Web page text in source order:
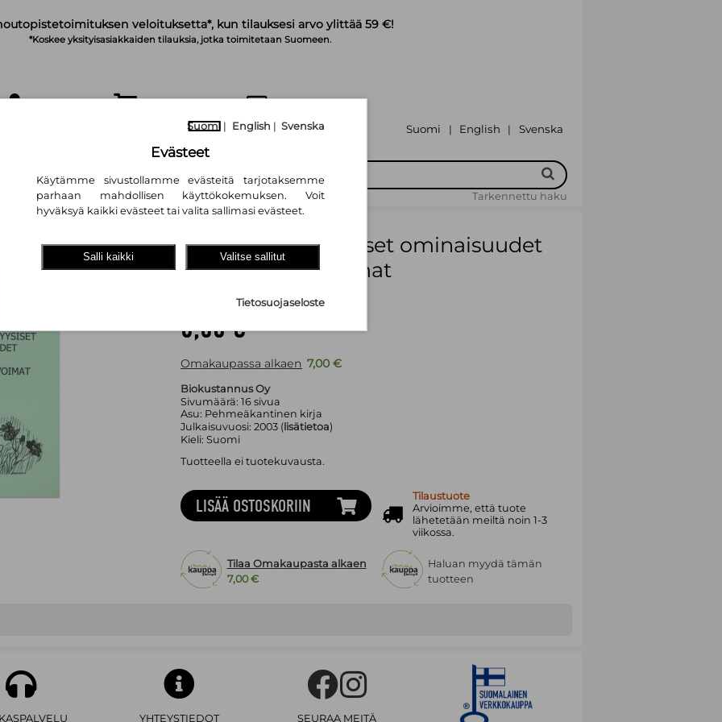
veloituksetta*, kun tilauksesi arvo ylittää 59 €!
*Koskee yksityisasiakkaiden tilauksia, jotka toimitetaan Suomeen.
TILAA UUTISKIRJE Suomi | English | Svenska
Tarkennettu haku
Kasvien metafyysiset ominaisuudet
ja parantavat voimat
8,60 €
Omakaupassa alkaen 7,00 €
Biokustannus Oy
Sivumäärä: 16sivua
Asu: Pehmeäkantinen kirja
Julkaisuvuosi: 2003 (lisätietoa)
Kieli: Suomi
Tuotteella ei tuotekuvausta.
LISÄÄ OSTOSKORIIN
Tilaustuote
Arvioimme, että tuote
lähetetään meiltä noin 1-3
viikossa.
Tilaa Omakaupasta alkaen
7,00 €
Haluan myydä tämän
tuotteen
YHTEYSTIEDOT SEURAA MEITÄ
Suomi | English | Svenska
Evästeet
Käytämme sivustollamme evästeitä tarjotaksemme
parhaan mahdollisen käyttökokemuksen. Voit
hyväksyä kaikki evästeet tai valita sallimasi evästeet.
Salli kaikki Valitse sallitut
Tietosuojaseloste